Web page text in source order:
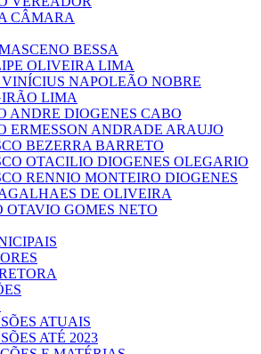
CÂMARA
BESSA
OLIVEIRA LIMA
NAPOLEÃO NOBRE
LIMA
ANDRE DIOGENES CABO
ERMESSON ANDRADE ARAUJO
BEZERRA BARRETO
OTACILIO DIOGENES OLEGARIO
RENNIO MONTEIRO DIOGENES
DE OLIVEIRA
OTAVIO GOMES NETO
ATUAIS
ATÉ 2023